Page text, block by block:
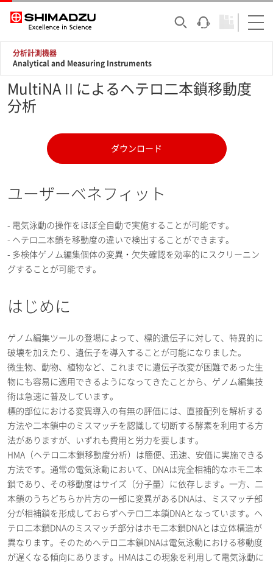
分析計測機器
Analytical and Measuring Instruments
MultiNAⅡによるヘテロ二本鎖移動度
分析
ダウンロード
ユーザーベネフィット
- 電気泳動の操作をほぼ全自動で実施することが可能です。
- ヘテロ二本鎖を移動度の違いで検出することができます。
- 多検体ゲノム編集個体の変異・欠失確認を効率的にスクリーニン
グすることが可能です。
はじめに
ゲノム編集ツールの登場によって、標的遺伝子に対して、特異的に
破壊を加えたり、遺伝子を導入することが可能になりました。
微生物、動物、植物など、これまでに遺伝子改変が困難であった生
物にも容易に適用できるようになってきたことから、ゲノム編集技
術は急速に普及しています。
標的部位における変異導入の有無の評価には、直接配列を解析する
方法や二本鎖中のミスマッチを認識して切断する酵素を利用する方
法がありますが、いずれも費用と労力を要します。
HMA（ヘテロ二本鎖移動度分析）は簡便、迅速、安価に実施できる
方法です。通常の電気泳動において、DNAは完全相補的なホモ二本
鎖であり、その移動度はサイズ（分子量）に依存します。一方、二
本鎖のうちどちらか片方の一部に変異があるDNAは、ミスマッチ部
分が相補鎖を形成しておらずヘテロ二本鎖DNAとなっています。ヘ
テロ二本鎖DNAのミスマッチ部分はホモ二本鎖DNAとは立体構造が
異なります。そのためへテロ二本鎖DNAは電気泳動における移動度
が遅くなる傾向にあります。HMAはこの現象を利用して電気泳動に